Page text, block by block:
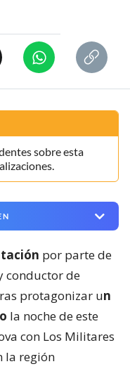
sobre esta
por parte de
conductor de
protagonizar un
la noche de este
con Los Militares
la región